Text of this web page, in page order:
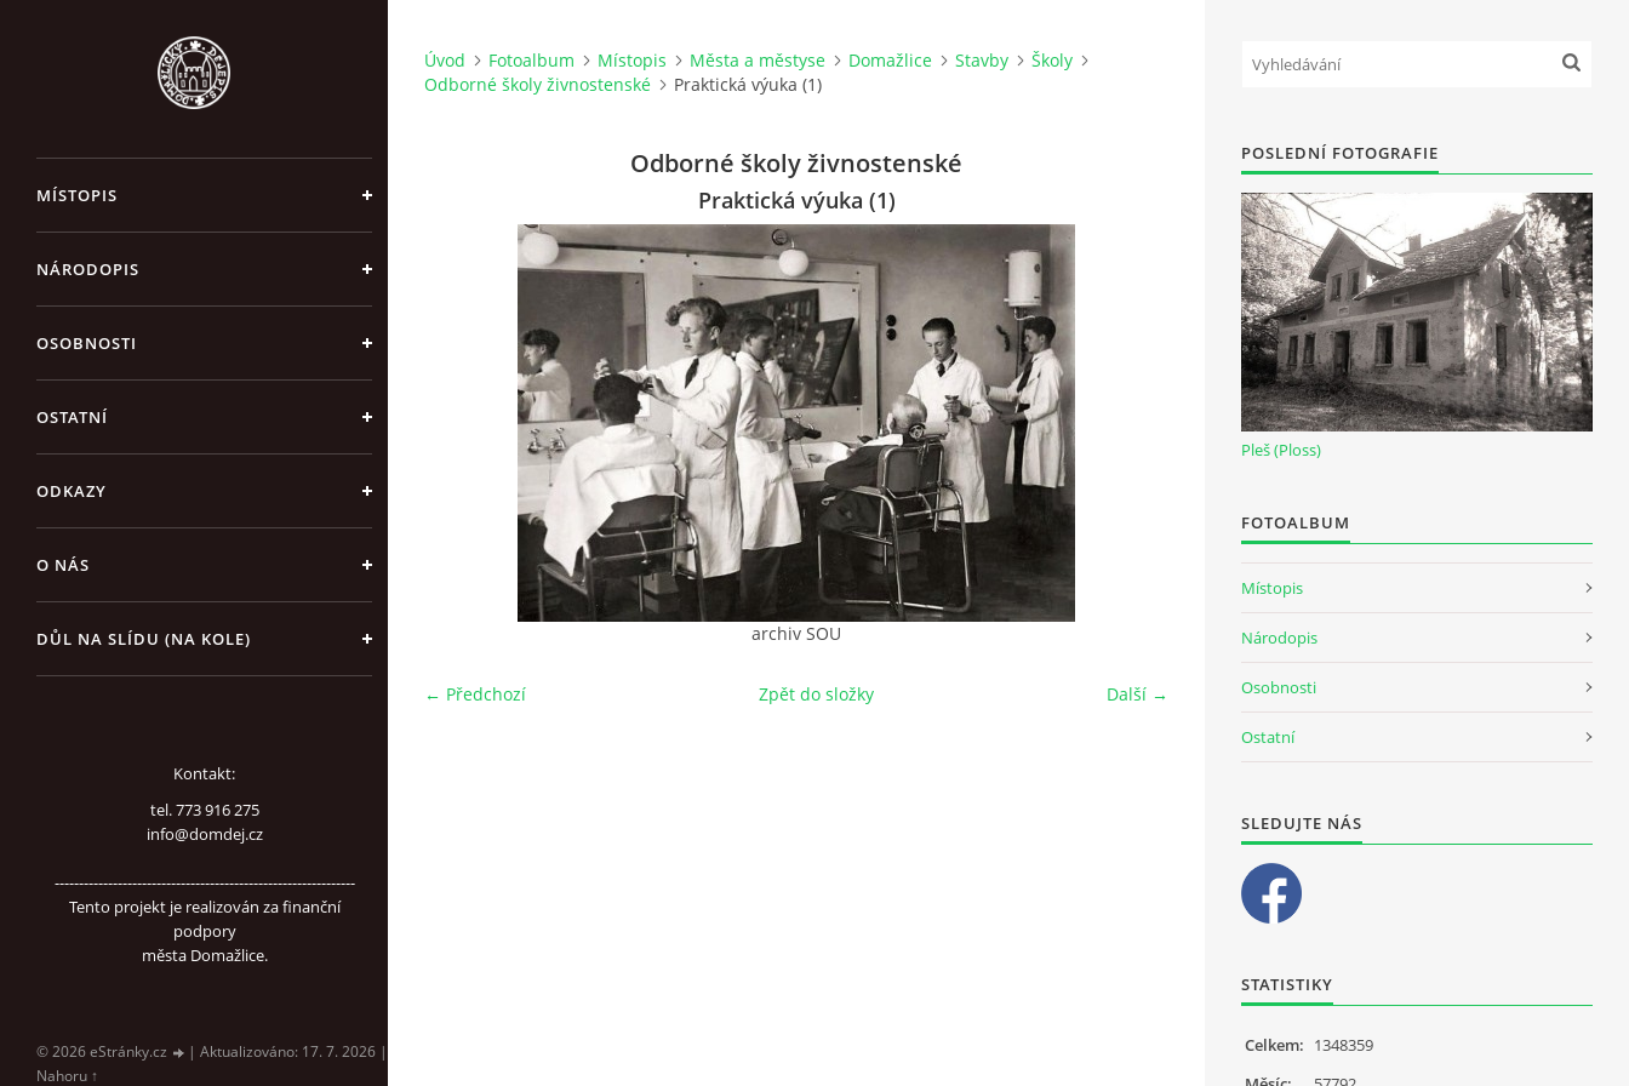
MÍSTOPIS
NÁRODOPIS
OSOBNOSTI
OSTATNÍ
ODKAZY
O NÁS
DŮL NA SLÍDU (NA KOLE)
Kontakt:
tel. 773 916 275
info@domdej.cz
--------------------------------------------------------------
Tento projekt je realizován za finanční
podpory
města Domažlice.
© 2026 eStránky.cz | Aktualizováno: 17. 7. 2026 |
Nahoru ↑
Úvod Fotoalbum Místopis Města a městyse Domažlice Stavby
Školy
Odborné školy živnostenské
Praktická výuka (1)
Odborné školy živnostenské
Praktická výuka (1)
archiv SOU
← Předchozí Další →
Zpět do složky
POSLEDNÍ FOTOGRAFIE
Pleš (Ploss)
FOTOALBUM
Místopis
Národopis
Osobnosti
Ostatní
SLEDUJTE NÁS
STATISTIKY
Celkem: 1348359